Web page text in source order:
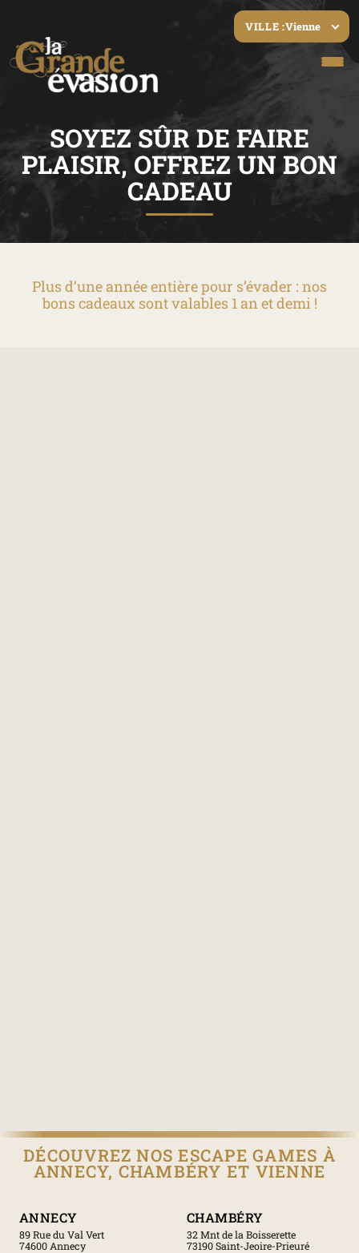
VILLE :Vienne
SOYEZ SÛR DE FAIRE
PLAISIR, OFFREZ UN BON
CADEAU
Plus d’une année entière pour s’évader : nos
bons cadeaux sont valables 1 an et demi !
DÉCOUVREZ NOS ESCAPE GAMES À
ANNECY, CHAMBÉRY ET VIENNE
ANNECY
89 Rue du Val Vert
74600 Annecy
CHAMBÉRY
32 Mnt de la Boisserette
73190 Saint-Jeoire-Prieuré